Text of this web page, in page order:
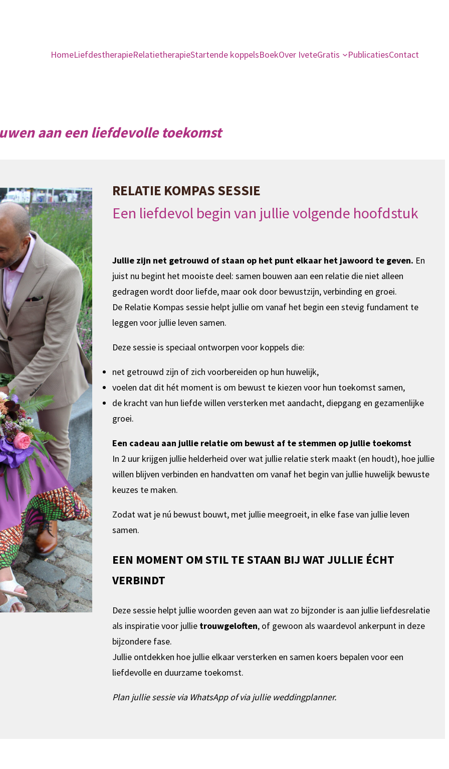
HomeLiefdestherapieRelatietherapieStartende koppelsBoekOver IveteGratis PublicatiesContact
aan een liefdevolle toekomst
RELATIE KOMPAS SESSIE
Een liefdevol begin van jullie volgende hoofdstuk
Jullie zijn net getrouwd of staan op het punt elkaar het jawoord te geven. En
juist nu begint het mooiste deel: samen bouwen aan een relatie die niet alleen
gedragen wordt door liefde, maar ook door bewustzijn, verbinding en groei.
De Relatie Kompas sessie helpt jullie om vanaf het begin een stevig fundament te
leggen voor jullie leven samen.
Deze sessie is speciaal ontworpen voor koppels die:
net getrouwd zijn of zich voorbereiden op hun huwelijk,
voelen dat dit hét moment is om bewust te kiezen voor hun toekomst samen,
de kracht van hun liefde willen versterken met aandacht, diepgang en gezamenlijke
groei.
Een cadeau aan jullie relatie om bewust af te stemmen op jullie toekomst
In 2 uur krijgen jullie helderheid over wat jullie relatie sterk maakt (en houdt), hoe jullie
willen blijven verbinden en handvatten om vanaf het begin van jullie huwelijk bewuste
keuzes te maken.
Zodat wat je nú bewust bouwt, met jullie meegroeit, in elke fase van jullie leven
samen.
EEN MOMENT OM STIL TE STAAN BIJ WAT JULLIE ÉCHT
VERBINDT
Deze sessie helpt jullie woorden geven aan wat zo bijzonder is aan jullie liefdesrelatie
als inspiratie voor jullie trouwgeloften, of gewoon als waardevol ankerpunt in deze
bijzondere fase.
Jullie ontdekken hoe jullie elkaar versterken en samen koers bepalen voor een
liefdevolle en duurzame toekomst.
Plan jullie sessie via WhatsApp of via jullie weddingplanner.